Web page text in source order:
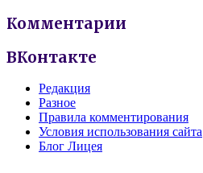
Комментарии
ВКонтакте
Редакция
Разное
Правила комментирования
Условия использования сайта
Блог Лицея